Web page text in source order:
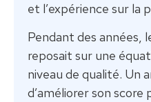
et l’expérience sur la
Pendant des années,
reposait sur une
niveau de qualité. Un
d’améliorer son score